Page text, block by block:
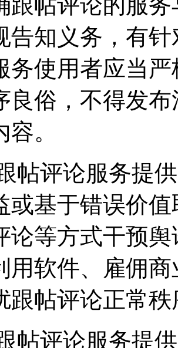
告知义务，有
务使用者应当
良俗，不得发
。
帖评论服务提
或基于错误价
论等方式干预
用软件、雇佣
跟帖评论正常
帖评论服务提